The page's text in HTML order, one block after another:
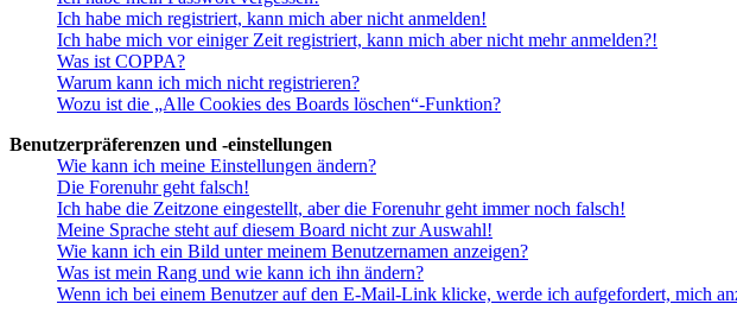
Ich habe mich registriert, kann mich aber nicht anmelden!
Ich habe mich vor einiger Zeit registriert, kann mich aber nicht mehr anmelden?!
Was ist COPPA?
Warum kann ich mich nicht registrieren?
Wozu ist die „Alle Cookies des Boards löschen“-Funktion?
Benutzerpräferenzen und -einstellungen
Wie kann ich meine Einstellungen ändern?
Die Forenuhr geht falsch!
Ich habe die Zeitzone eingestellt, aber die Forenuhr geht immer noch falsch!
Meine Sprache steht auf diesem Board nicht zur Auswahl!
Wie kann ich ein Bild unter meinem Benutzernamen anzeigen?
Was ist mein Rang und wie kann ich ihn ändern?
Wenn ich bei einem Benutzer auf den E-Mail-Link klicke, werde ich aufgefordert, mich